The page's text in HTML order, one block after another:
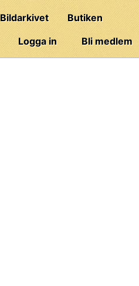
Bildarkivet
Butiken
Bli medlem
Logga in